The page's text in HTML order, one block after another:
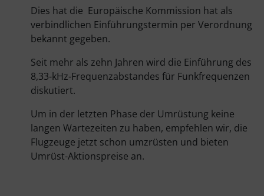
Dies hat die Europäische Kommission hat als
verbindlichen Einführungstermin per Verordnung
bekannt gegeben.
Seit mehr als zehn Jahren wird die Einführung des
8,33-kHz-Frequenzabstandes für Funkfrequenzen
diskutiert.
Um in der letzten Phase der Umrüstung keine
langen Wartezeiten zu haben, empfehlen wir, die
Flugzeuge jetzt schon umzrüsten und bieten
Umrüst-Aktionspreise an.
Gutscheine
Magnetflugzeuge
Personalisierte Produkte
Schlüsselanhänger
Ver- und Entsorgung
Sonstiges